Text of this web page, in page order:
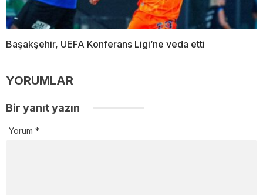
Başakşehir, UEFA Konferans Ligi’ne veda etti
YORUMLAR
Bir yanıt yazın
Yorum *